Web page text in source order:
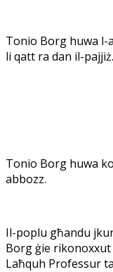
Tonio Borg huwa
li qatt ra dan il-pajjiż.
Tonio Borg huwa
abbozz.
Il-poplu għandu
Borg ġie rikonoxxut
Laħquh Professur